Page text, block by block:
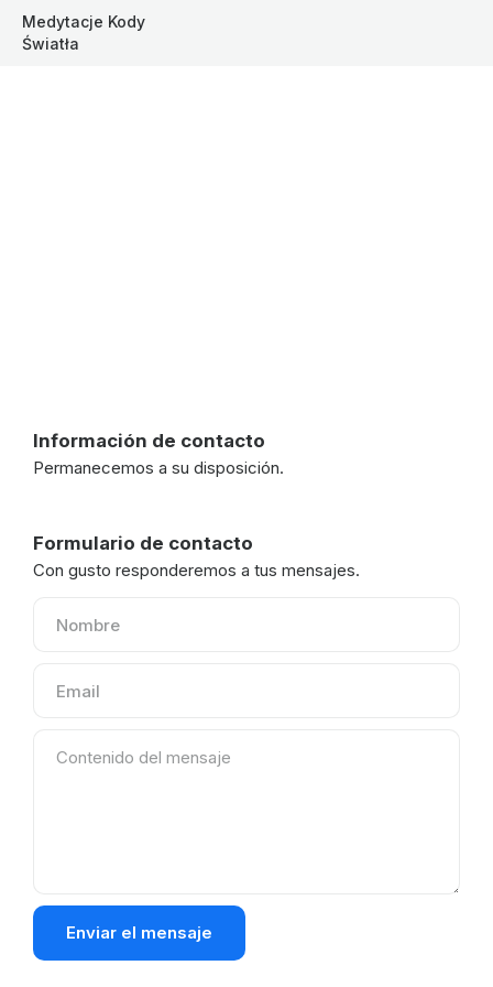
Medytacje Kody
Światła
Información de contacto
Permanecemos a su disposición.
Formulario de contacto
Con gusto responderemos a tus mensajes.
Enviar el mensaje